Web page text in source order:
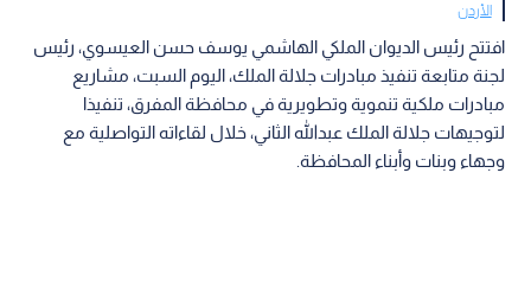
الأردن
افتتح رئيس الديوان الملكي الهاشمي يوسف حسن العيسوي، رئيس
لجنة متابعة تنفيذ مبادرات جلالة الملك، اليوم السبت، مشاريع
مبادرات ملكية تنموية وتطويرية في محافظة المفرق، تنفيذا
لتوجيهات جلالة الملك عبدالله الثاني، خلال لقاءاته التواصلية مع
وجهاء وبنات وأبناء المحافظة.